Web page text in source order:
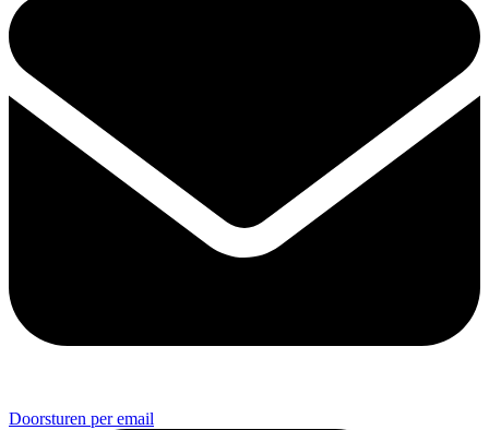
Doorsturen per email